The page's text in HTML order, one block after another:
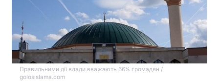
Правильними дії влади вважають 66% громадян /
golosislama.com